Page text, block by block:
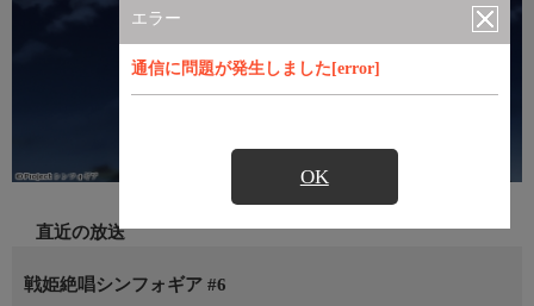
エラー
通信に問題が発生しました[error]
OK
直近の放送
戦姫絶唱シンフォギア #6